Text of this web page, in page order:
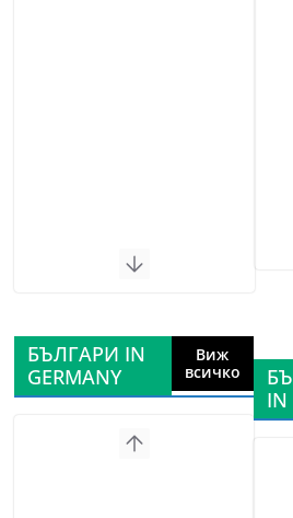
БЪЛГАРИ IN
GERMANY
Виж
всичко
IN